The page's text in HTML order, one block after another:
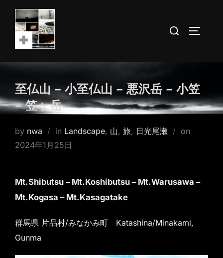
Skip
content
Search
至仏山 – 小至仏山 – 悪沢岳 – 小笠
– 笠ヶ岳
by nwa in Landscape, 山, 旅, 日光尾瀬 onPosted
2024年1月25日
Mt.Shibutsu – Mt.Koshibutsu – Mt.Warusawa –
Mt.Kogasa – Mt.Kasagatake
群馬県 片品村/みなかみ町 Katashina/Minakami,
Gunma